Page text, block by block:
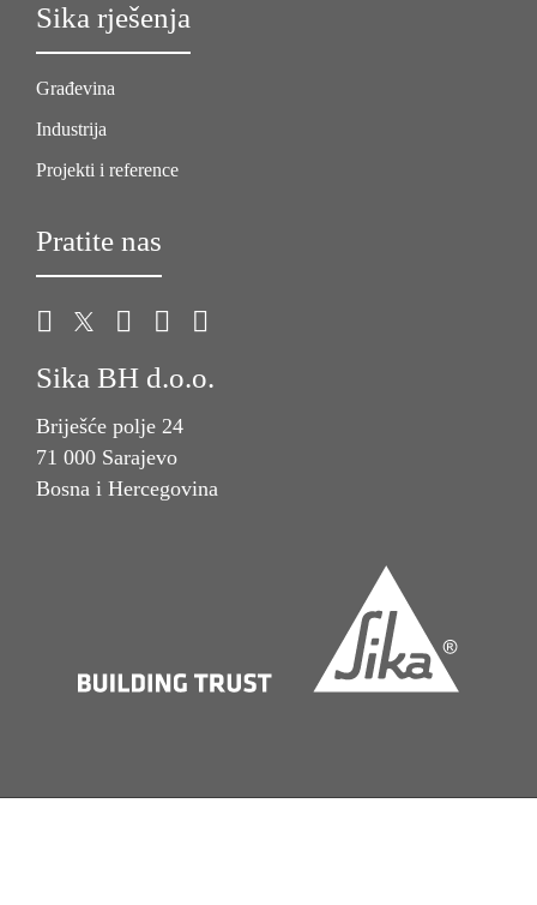
Sika rješenja
Građevina
Industrija
Projekti i reference
Pratite nas
Sika BH d.o.o.
Briješće polje 24
71 000 Sarajevo
Bosna i Hercegovina